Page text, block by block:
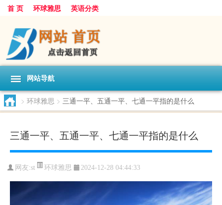
首 页 环球雅思 英语分类
网站导航
> 环球雅思 > 三通一平、五通一平、七通一平指的是什么
三通一平、五通一平、七通一平指的是什么
网友:st 环球雅思 2024-12-28 04:44:33